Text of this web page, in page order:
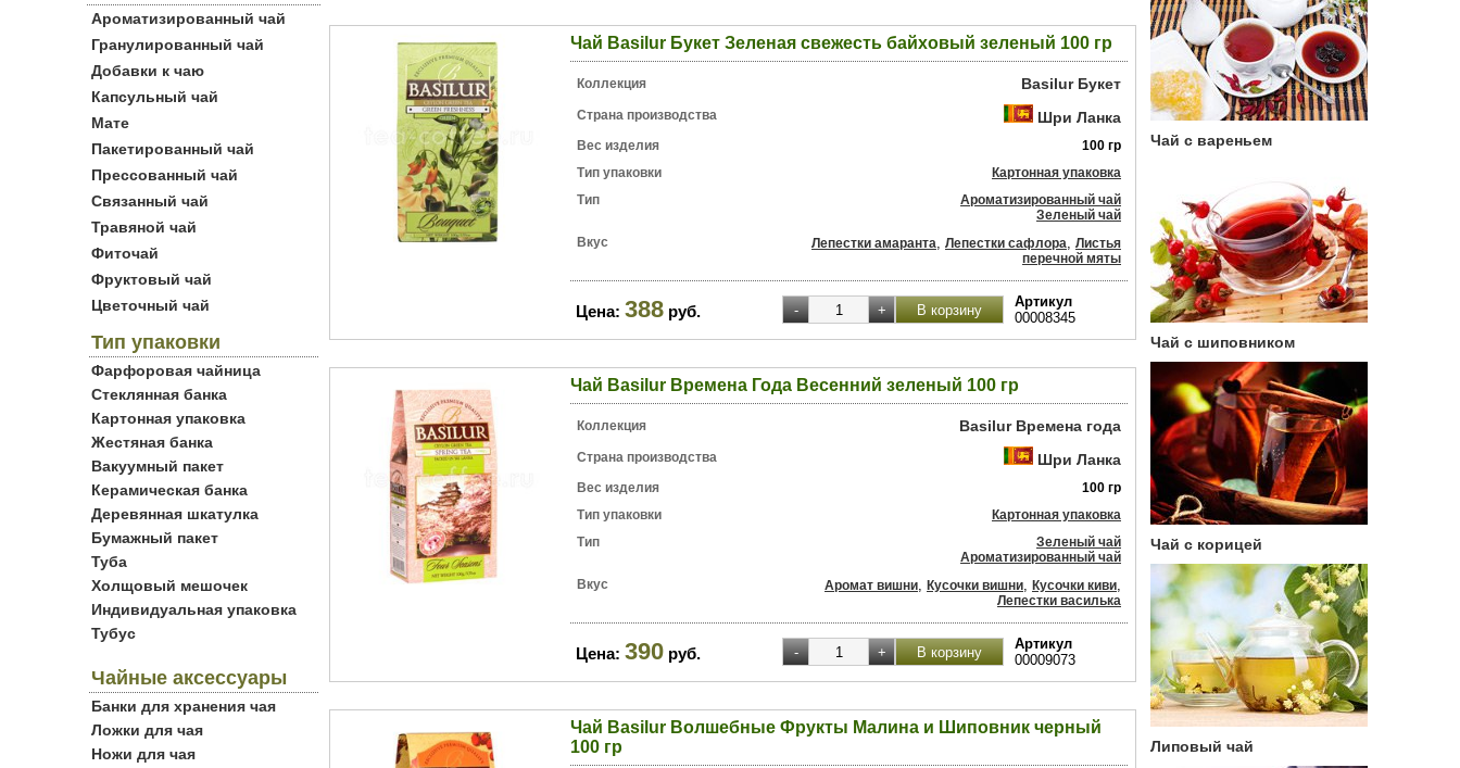
Ароматизированный чай
Гранулированный чай
Добавки к чаю
Капсульный чай
Мате
Пакетированный чай
Прессованный чай
Связанный чай
Травяной чай
Фиточай
Фруктовый чай
Цветочный чай
Тип упаковки
Фарфоровая чайница
Стеклянная банка
Картонная упаковка
Жестяная банка
Вакуумный пакет
Керамическая банка
Деревянная шкатулка
Бумажный пакет
Туба
Холщовый мешочек
Индивидуальная упаковка
Тубус
Чайные аксессуары
Банки для хранения чая
Ложки для чая
Ножи для чая
Чай Basilur Букет Зеленая свежесть байховый зеленый 100 гр
Коллекция Basilur Букет
Страна производства Шри Ланка
Вес изделия
100 гр
Тип упаковки
Картонная упаковка
Тип
Ароматизированный чай
Зеленый чай
Вкус
Лепестки амаранта, Лепестки сафлора, Листья
перечной мяты
Цена: 388 руб.
Артикул
00008345
Чай Basilur Времена Года Весенний зеленый 100 гр
Коллекция Basilur Времена года
Страна производства Шри Ланка
Вес изделия
100 гр
Тип упаковки
Картонная упаковка
Тип
Зеленый чай
Ароматизированный чай
Вкус
Аромат вишни, Кусочки вишни, Кусочки киви,
Лепестки василька
Цена: 390 руб.
Артикул
00009073
Чай Basilur Волшебные Фрукты Малина и Шиповник черный
100 гр
Чай с вареньем
Чай с шиповником
Чай с корицей
Липовый чай